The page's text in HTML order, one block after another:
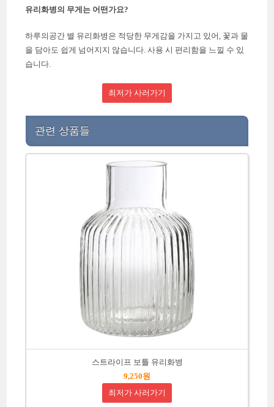
유리화병의 무게는 어떤가요?
하루의공간 별 유리화병은 적당한 무게감을 가지고 있어, 꽃과 물
을 담아도 쉽게 넘어지지 않습니다. 사용 시 편리함을 느낄 수 있
습니다.
최저가 사러가기
관련 상품들
스트라이프 보틀 유리화병
9,250원
최저가 사러가기